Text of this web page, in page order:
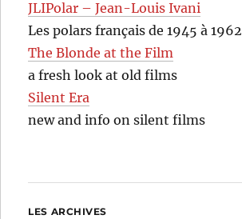
JLIPolar – Jean-Louis Ivani
Les polars français de 1945 à 1962
The Blonde at the Film
a fresh look at old films
Silent Era
new and info on silent films
LES ARCHIVES